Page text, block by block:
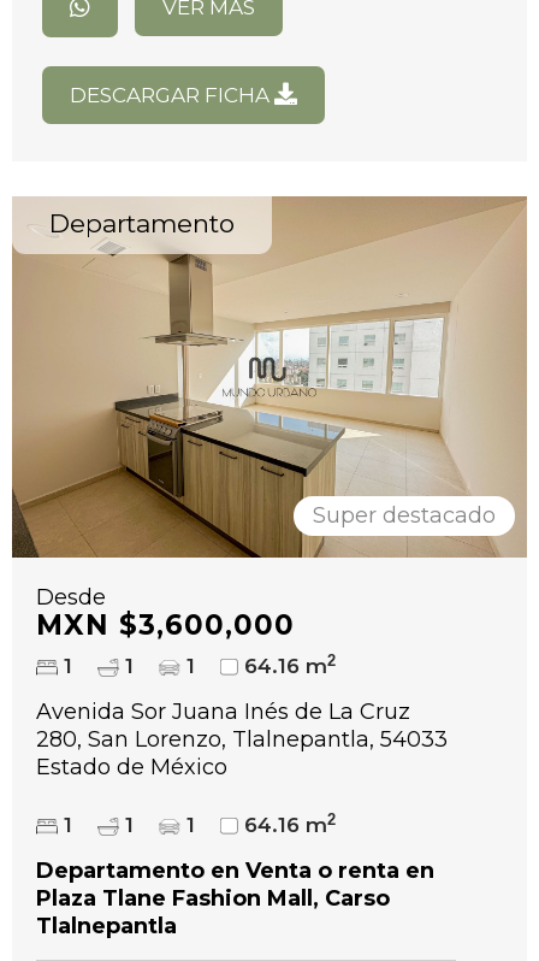
VER MÁS
DESCARGAR FICHA
Departamento
Super destacado
Desde
MXN $3,600,000
1 1 1 64.16 m2
Avenida Sor Juana Inés de La Cruz
280, San Lorenzo, Tlalnepantla, 54033
Estado de México
1 1 1 64.16 m2
Departamento en Venta o renta en
Plaza Tlane Fashion Mall, Carso
Tlalnepantla